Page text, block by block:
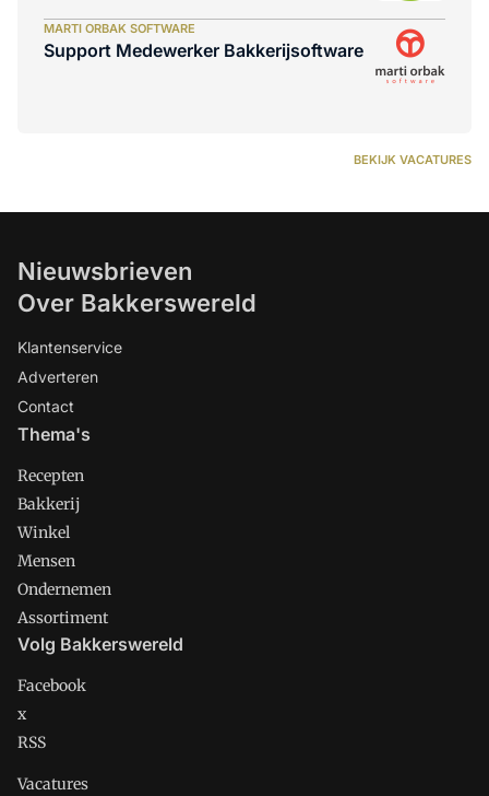
MARTI ORBAK SOFTWARE
Support Medewerker Bakkerijsoftware
BEKIJK VACATURES
Nieuwsbrieven
Over Bakkerswereld
Klantenservice
Adverteren
Contact
Thema's
Recepten
Bakkerij
Winkel
Mensen
Ondernemen
Assortiment
Volg Bakkerswereld
Facebook
x
RSS
Vacatures